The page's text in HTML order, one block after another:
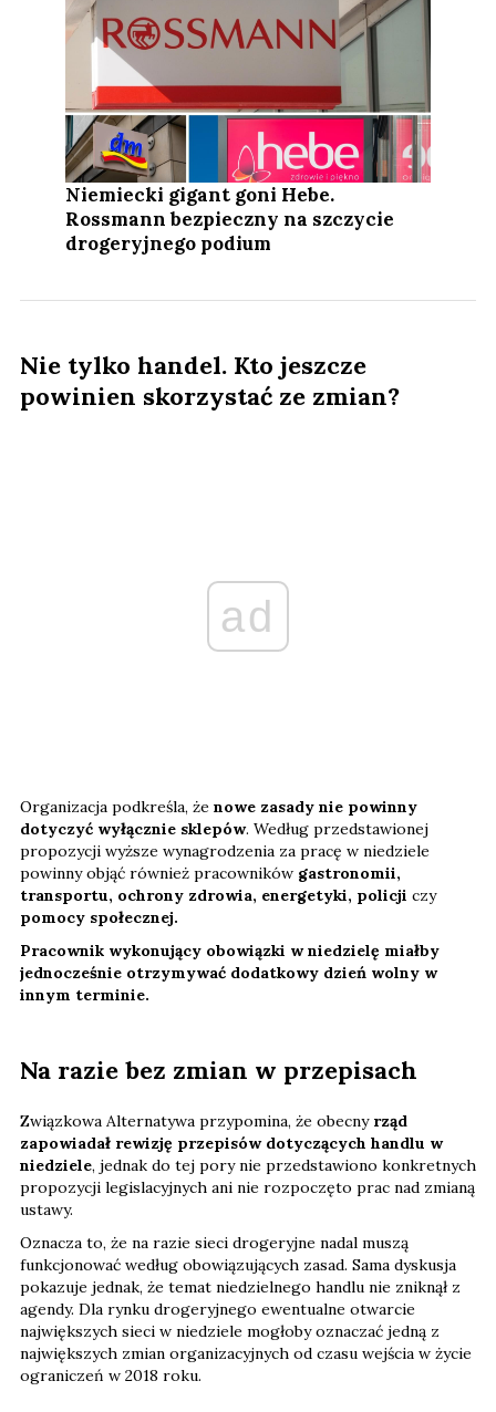
Niemiecki gigant goni Hebe.
Rossmann bezpieczny na szczycie
drogeryjnego podium
Nie tylko handel. Kto jeszcze
powinien skorzystać ze zmian?
ad
Organizacja podkreśla, że nowe zasady nie powinny
dotyczyć wyłącznie sklepów. Według przedstawionej
propozycji wyższe wynagrodzenia za pracę w niedziele
powinny objąć również pracowników gastronomii,
transportu, ochrony zdrowia, energetyki, policji czy
pomocy społecznej.
Pracownik wykonujący obowiązki w niedzielę miałby
jednocześnie otrzymywać dodatkowy dzień wolny w
innym terminie.
Na razie bez zmian w przepisach
Związkowa Alternatywa przypomina, że obecny rząd
zapowiadał rewizję przepisów dotyczących handlu w
niedziele, jednak do tej pory nie przedstawiono konkretnych
propozycji legislacyjnych ani nie rozpoczęto prac nad zmianą
ustawy.
Oznacza to, że na razie sieci drogeryjne nadal muszą
funkcjonować według obowiązujących zasad. Sama dyskusja
pokazuje jednak, że temat niedzielnego handlu nie zniknął z
agendy. Dla rynku drogeryjnego ewentualne otwarcie
największych sieci w niedziele mogłoby oznaczać jedną z
największych zmian organizacyjnych od czasu wejścia w życie
ograniczeń w 2018 roku.